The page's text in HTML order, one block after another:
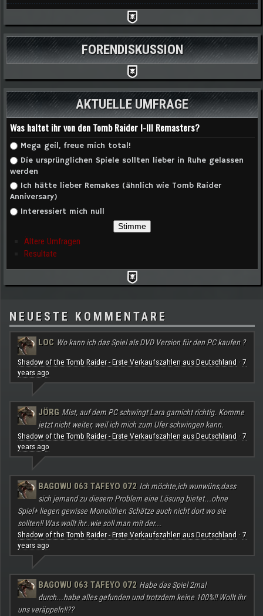
FORENDISKUSSION
AKTUELLE UMFRAGE
Was haltet ihr von den Tomb Raider I-III Remasters?
Auswahlmöglichkeiten
Mega geil, freue mich total!
Die ursprünglichen Spiele sollten lieber in Ruhe gelassen
werden
Ich hätte lieber Remakes (ähnlich wie Tomb Raider
Anniversary)
Interessiert mich null
Ältere Umfragen
Resultate
NEUESTE KOMMENTARE
LOC Wo kann ich das Spiel als DVD Version für den PC kaufen ?
Shadow of the Tomb Raider - Erste Verkaufszahlen aus Deutschland · 7
years ago
JÖRG Mist, auf dem PC schwingt Lara garnicht richtig. Komme
jetzt nicht weiter, weil ich mich zum Ufer schwingen kann.
Shadow of the Tomb Raider - Erste Verkaufszahlen aus Deutschland · 7
years ago
BAGOWU 063 TAFEYO 072 Ich möchte,ich wunwüns,dass
sich jemand zu diesem Problem eine Lösung bietet...ohne
Spiel+ liegen gewisse Monolithen Schätze auch nicht dort wo sie
sollten!! Was wollt ihr..wie soll man mit der...
Shadow of the Tomb Raider - Erste Verkaufszahlen aus Deutschland · 7
years ago
BAGOWU 063 TAFEYO 072 Habe das Spiel 2mal
durch...habe alles gefunden und trotzdem keine 100%!! Wollt ihr
uns veräppeln!!??